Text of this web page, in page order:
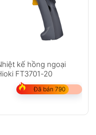
kế hồng ngoại
FT3701-20
Đã bán 790